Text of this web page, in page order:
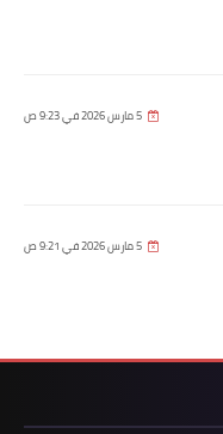
5 مارس 2026 في 9:23 ص
5 مارس 2026 في 9:21 ص